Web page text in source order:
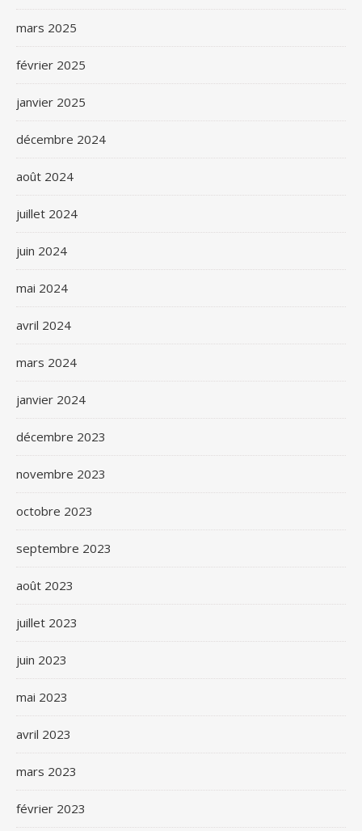
mars 2025
février 2025
janvier 2025
décembre 2024
août 2024
juillet 2024
juin 2024
mai 2024
avril 2024
mars 2024
janvier 2024
décembre 2023
novembre 2023
octobre 2023
septembre 2023
août 2023
juillet 2023
juin 2023
mai 2023
avril 2023
mars 2023
février 2023